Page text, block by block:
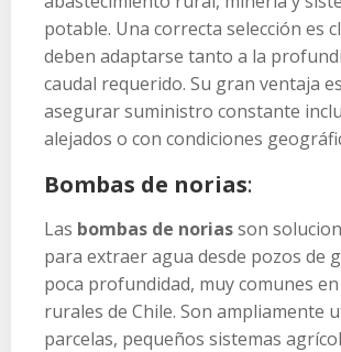
potable. Una correcta selección es
deben adaptarse tanto a la
caudal requerido. Su gran ventaja
asegurar suministro constante
alejados o con condiciones
Bombas de norias:
Las bombas de noriasson
para extraer agua desde pozos de
poca profundidad, muy comunes
rurales de Chile. Son ampliamente
parcelas, pequeños sistemas